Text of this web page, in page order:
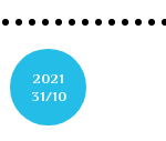
2021
31/10